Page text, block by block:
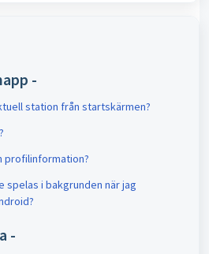
-
station från startskärmen?
profilinformation?
spelas i bakgrunden när jag
-